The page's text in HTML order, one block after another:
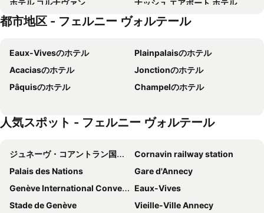
ホテル コルナヴァン
ナッシュ エアポート ホテル
オテル インターナショナル & テルミナス
B&B HOTEL Geneva Airport
ホテル レ ナシオン
ホテル セントラル
hotelF1 Genève Aéroport Ferney
Ramada Encore by Wyndham Geneva
ibis Genève Centre Gare
Ruby Claire Hotel Geneva by IHG
Novotel Suites Genève Aéroport
Greet Hôtel Prévessin Genève Aéroport
Hilton Geneva Hotel and Conference Centre
ibis budget Genève Aéroport
ibis Genève Centre Lac
ホテル サン ジェルベ ジュネーヴ
Ibis Styles Prévessin Genève Aéroport
プルミエール クラッセ アネマス - ジュネーブ
ibis Styles Geneve Palexpo Aeroport
ホテル ティファニー
都市地区 - フェルニー ヴォルテール
Eaux-Vivesのホテル
Plainpalaisのホテル
Acaciasのホテル
Jonctionのホテル
Pâquisのホテル
Champelのホテル
人気スポット - フェルニー ヴォルテール
ジュネーヴ・コアントラン国際空港
Cornavin railway station
Palais des Nations
Gare d'Annecy
Genève International Convention Centre
Eaux-Vives
Stade de Genève
Vieille-Ville Annecy